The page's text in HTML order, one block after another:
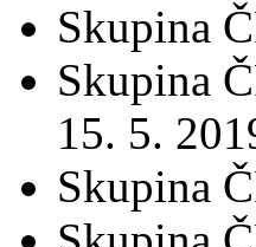
Skupina
Skupina
15. 5.
Skupina